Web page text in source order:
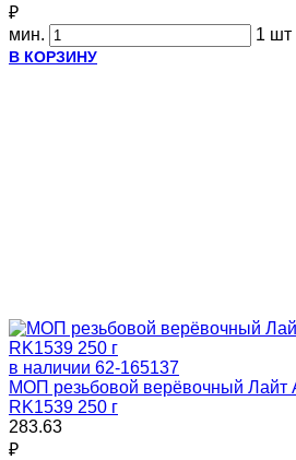
₽
мин.
1 шт
В КОРЗИНУ
в наличии 62-165137
МОП резьбовой верёвочный Лайт
RK1539 250 г
283.63
₽